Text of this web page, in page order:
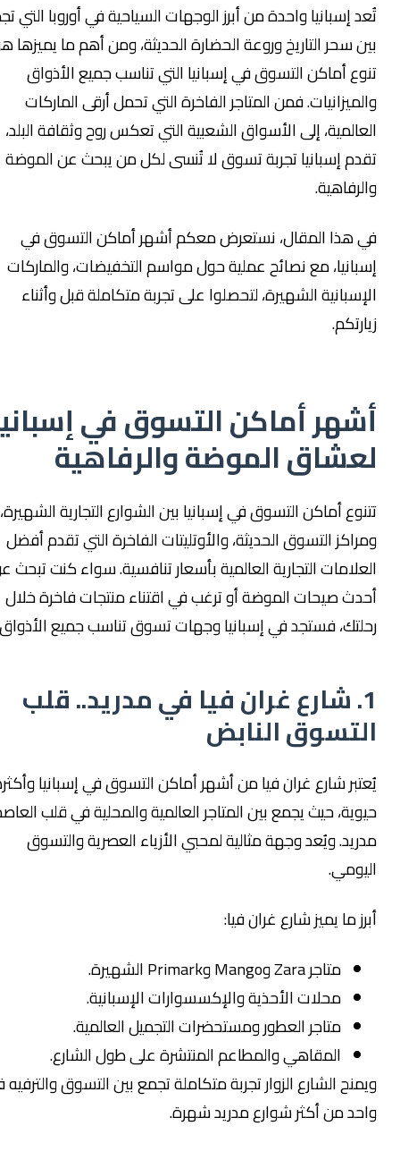
إسبانيا واحدة من أبرز الوجهات السياحية في أوروبا التي تجمع
سحر التاريخ وروعة الحضارة الحديثة، ومن أهم ما يميزها هو
أماكن التسوق في إسبانيا التي تناسب جميع الأذواق
فمن المتاجر الفاخرة التي تحمل أرقى الماركات
إلى الأسواق الشعبية التي تعكس روح وثقافة البلد،
إسبانيا تجربة تسوق لا تُنسى لكل من يبحث عن الموضة
هذا المقال، نستعرض معكم أشهر أماكن التسوق في
مع نصائح عملية حول مواسم التخفيضات، والماركات
الشهيرة، لتحصلوا على تجربة متكاملة قبل وأثناء
أماكن التسوق في إسبانيا
الموضة والرفاهية
أماكن التسوق في إسبانيا بين الشوارع التجارية الشهيرة،
التسوق الحديثة، والأوتليتات الفاخرة التي تقدم أفضل
التجارية العالمية بأسعار تنافسية. سواء كنت تبحث عن
صيحات الموضة أو ترغب في اقتناء منتجات فاخرة خلال
فستجد في إسبانيا وجهات تسوق تناسب جميع الأذواق.
1. شارع غران فيا في مدريد.. قلب
النابض
شارع غران فيا من أشهر أماكن التسوق في إسبانيا وأكثرها
حيث يجمع بين المتاجر العالمية والمحلية في قلب العاصمة
ويُعد وجهة مثالية لمحبي الأزياء العصرية والتسوق
ما يميز شارع غران فيا:
متاجر Zara وMango وPrimark الشهيرة.
محلات الأحذية والإكسسوارات الإسبانية.
متاجر العطور ومستحضرات التجميل العالمية.
المقاهي والمطاعم المنتشرة على طول الشارع.
الشارع الزوار تجربة متكاملة تجمع بين التسوق والترفيه في
من أكثر شوارع مدريد شهرة.